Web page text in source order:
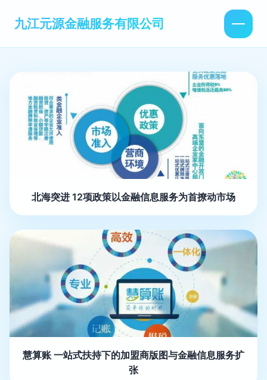
九江元源金融服务有限公司
北海突进 12项政策以金融信息服务为首撩动市场
慧算账 一站式扶持下的加盟商版图与金融信息服务扩
张